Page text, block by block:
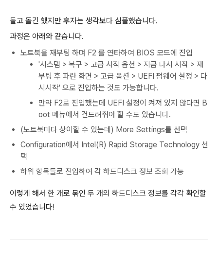
돌고 돌긴 했지만 후자는 생각보다 심플했습니다.
과정은 아래와 같습니다.
노트북을 재부팅 하며 F2 를 연타하여 BIOS 모드에 진입
'시스템 > 복구 > 고급 시작 옵션 > 지금 다시 시작 > 재
부팅 후 파란 화면 > 고급 옵션 > UEFI 펌웨어 설정 > 다
시시작' 으로 진입하는 것도 가능합니다.
만약 F2로 진입했는데 UEFI 설정이 켜져 있지 않다면 B
oot 메뉴에서 건드려줘야 할 수도 있습니다.
(노트북마다 상이할 수 있는데) More Settings를 선택
Configuration에서 Intel(R) Rapid Storage Technology 선
택
하위 항목들로 진입하여 각 하드디스크 정보 조회 가능
이렇게 해서 한 개로 묶인 두 개의 하드디스크 정보를 각각 확인할
수 있었습니다!